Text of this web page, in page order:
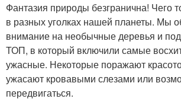
Фантазия природы безгранична! Чего
в разных уголках нашей планеты. Мы
внимание на необычные деревья и
ТОП, в который включили самые
ужасные. Некоторые поражают
ужасают кровавыми слезами или
передвигаться.